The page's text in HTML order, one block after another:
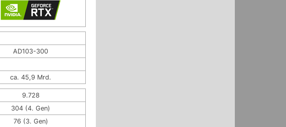
AD103-300
ca. 45,9 Mrd.
9.728
304 (4. Gen)
76 (3. Gen)